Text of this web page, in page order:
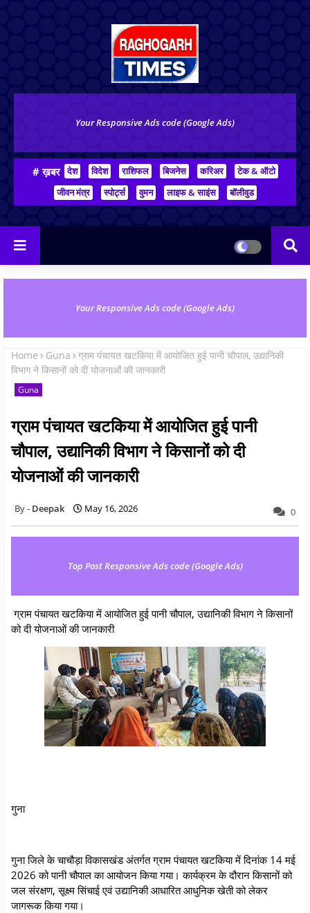
Your Responsive Ads code (Google Ads)
# ख़बर देश विदेश राशिफल बिजनेस करिअर
टेक & ऑटो
जीवन मंत्र
स्पोर्ट्स वुमन लाइफ & साइंस बॉलीवुड
Your Responsive Ads code (Google Ads)
Home Guna
ग्राम पंचायत खटकिया में आयोजित हुई पानी चौपाल, उद्यानिकी
विभाग ने किसानों को दी योजनाओं की जानकारी
Guna
ग्राम पंचायत खटकिया में आयोजित हुई पानी
चौपाल, उद्यानिकी विभाग ने किसानों को दी
योजनाओं की जानकारी
Deepak May 16, 2026 0
Top Post Responsive Ads code (Google Ads)
ग्राम पंचायत खटकिया में आयोजित हुई पानी चौपाल, उद्यानिकी विभाग ने किसानों
को दी योजनाओं की जानकारी
गुना
गुना जिले के चाचौड़ा विकासखंड अंतर्गत ग्राम पंचायत खटकिया में दिनांक 14 मई
2026 को पानी चौपाल का आयोजन किया गया। कार्यक्रम के दौरान किसानों को
जल संरक्षण, सूक्ष्म सिंचाई एवं उद्यानिकी आधारित आधुनिक खेती को लेकर
जागरूक किया गया।